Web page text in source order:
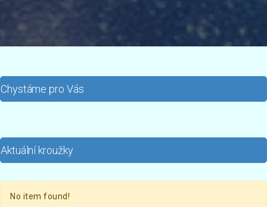
Chystáme pro Vás
Aktuální kroužky
No item found!